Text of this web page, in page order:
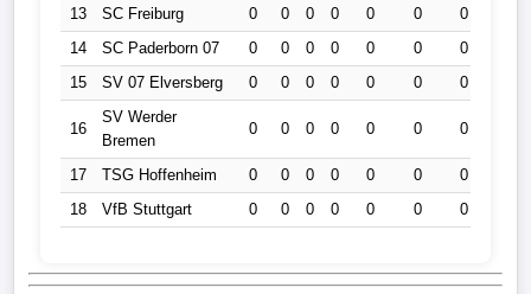
13
SC Freiburg 0 0 0 0 0 0 0
14
SC Paderborn 07 0 0 0 0 0 0 0
15
SV 07 Elversberg 0 0 0 0 0 0 0
16
SV Werder
Bremen
0 0 0 0 0 0 0
17 TSG Hoffenheim 0 0 0 0 0 0 0
18
VfB Stuttgart 0 0 0 0 0 0 0